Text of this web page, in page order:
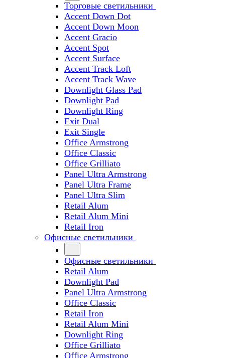
Торговые светильники
Accent Down Dot
Accent Down Moon
Accent Gracio
Accent Spot
Accent Surface
Accent Track Loft
Accent Track Wave
Downlight Glass Pad
Downlight Pad
Downlight Ring
Exit Dual
Exit Single
Office Armstrong
Office Classic
Office Grilliato
Panel Ultra Armstrong
Panel Ultra Frame
Panel Ultra Slim
Retail Alum
Retail Alum Mini
Retail Iron
Офисные светильники
Офисные светильники
Retail Alum
Downlight Pad
Panel Ultra Armstrong
Office Classic
Retail Iron
Retail Alum Mini
Downlight Ring
Office Grilliato
Office Armstrong